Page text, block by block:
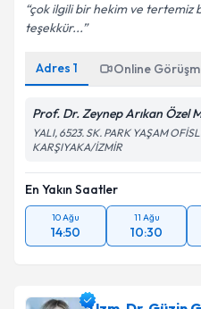
çok ilgili bir hekim ve tertemiz
teşekkür...
Adres 1 Online
Prof. Dr. Zeynep Arıkan Özel
YALI, 6523. SK. PARK YAŞAM
KARŞIYAKA/İZMİR
En Yakın Saatler
10 Ağu
14:50
11 Ağu
10:30